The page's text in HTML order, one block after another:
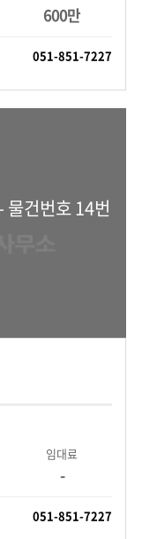
600만
051-851-7227
물건번호 14번
임대료
-
051-851-7227